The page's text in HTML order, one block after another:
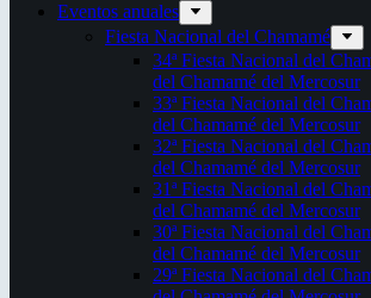
Eventos anuales
Fiesta Nacional del Chamamé
34ª Fiesta Nacional del
del Chamamé del Mercosur
33ª Fiesta Nacional del
del Chamamé del Mercosur
32ª Fiesta Nacional del
del Chamamé del Mercosur
31ª Fiesta Nacional del
del Chamamé del Mercosur
30ª Fiesta Nacional del
del Chamamé del Mercosur
29ª Fiesta Nacional del